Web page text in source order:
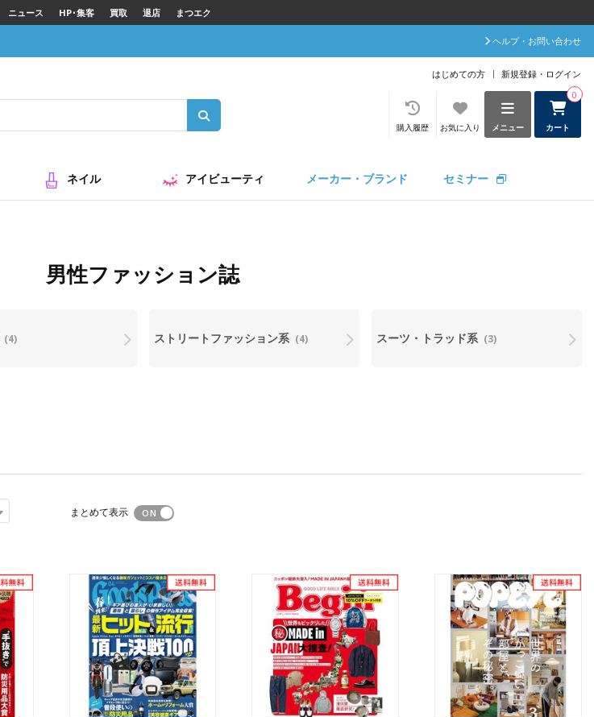
ニュース HP･集客 買取 退店 まつエク
ヘルプ・お問い合わせ
はじめての方 新規登録・ログイン
カート
0
メニュー
お気に入り
購入履歴
ネイル アイビューティ メーカー・ブランド セミナー
男性ファッション誌
(4) ストリートファッション系 (4) スーツ・トラッド系 (3)
まとめて表示